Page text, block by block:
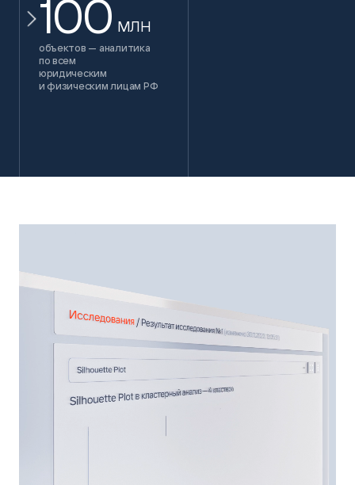
100 МЛН
объектов — аналитика
по всем
юридическим
и физическим лицам РФ